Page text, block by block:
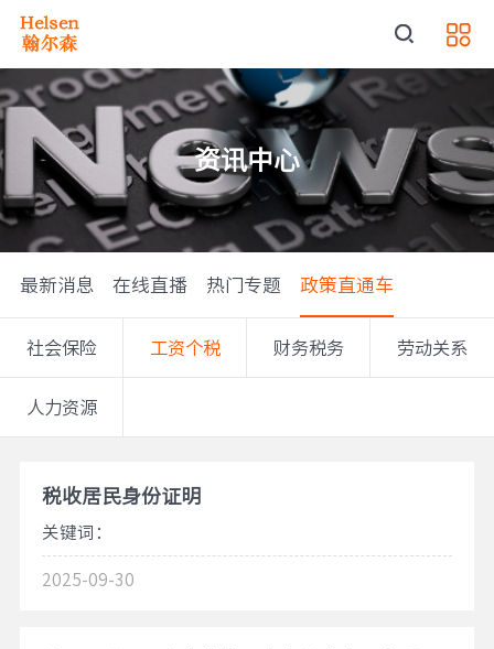
资讯中心
最新消息 在线直播 热门专题 政策直通车
社会保险 工资个税 财务税务 劳动关系
人力资源
税收居民身份证明
关键词：
2025-09-30